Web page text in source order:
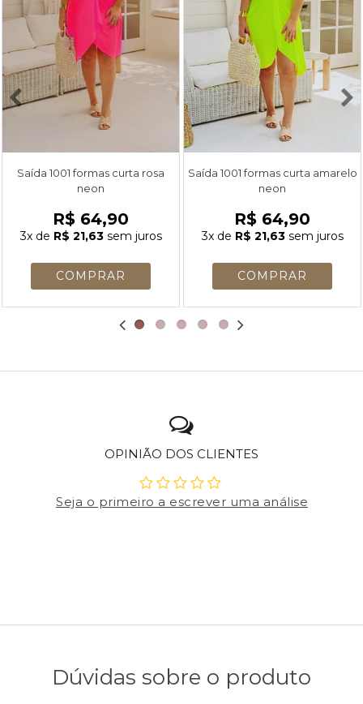
Saída 1001 formas curta rosa
neon
R$ 64,90
3xde R$ 21,63sem juros
Saída 1001 formas curta amarelo
neon
R$ 64,90
3xde R$ 21,63sem juros
OPINIÃO DOS CLIENTES
Seja o primeiro a escrever uma análise
Dúvidas sobre o produto